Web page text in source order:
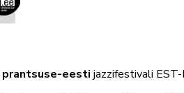
prantsuse-eesti jazzifestivali